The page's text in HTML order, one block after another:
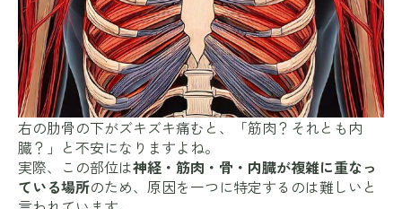
右の肋骨の下がズキズキ痛むと、「筋肉？それとも内
臓？」と不安になりますよね。
実際、この部位は神経・筋肉・骨・内臓が複雑に重なっ
ている場所のため、原因を一つに特定するのは難しいと